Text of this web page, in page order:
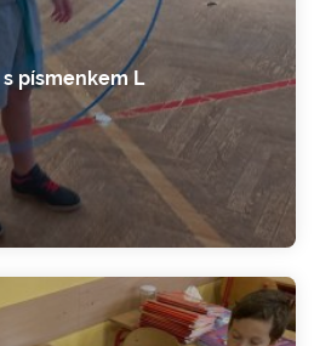
písmenkem L